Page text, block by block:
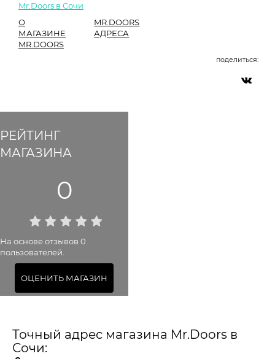
РЕЙТИНГ
МАГАЗИНА
0
На основе отзывов 0
пользователей.
ОЦЕНИТЬ МАГАЗИН
Mr.Doors в Сочи
О
МАГАЗИНЕ
MR.DOORS
MR.DOORS
АДРЕСА
поделиться:
Точный адрес магазина Mr.Doors в
Сочи: